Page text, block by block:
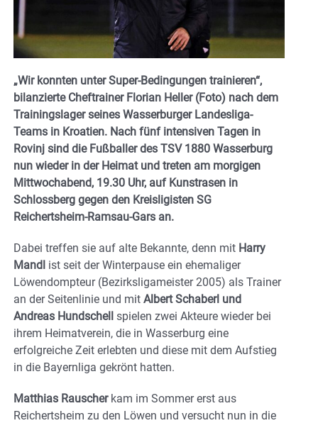
„Wir konnten unter Super-Bedingungen trainieren“,
bilanzierte Cheftrainer Florian Heller (Foto) nach dem
Trainingslager seines Wasserburger Landesliga-
Teams in Kroatien. Nach fünf intensiven Tagen in
Rovinj sind die Fußballer des TSV 1880 Wasserburg
nun wieder in der Heimat und treten am morgigen
Mittwochabend, 19.30 Uhr, auf Kunstrasen in
Schlossberg gegen den Kreisligisten SG
Reichertsheim-Ramsau-Gars an.
Dabei treffen sie auf alte Bekannte, denn mit Harry
Mandl ist seit der Winterpause ein ehemaliger
Löwendompteur (Bezirksligameister 2005) als Trainer
an der Seitenlinie und mit Albert Schaberl und
Andreas Hundschell spielen zwei Akteure wieder bei
ihrem Heimatverein, die in Wasserburg eine
erfolgreiche Zeit erlebten und diese mit dem Aufstieg
in die Bayernliga gekrönt hatten.
Matthias Rauscherkam im Sommer erst aus
Reichertsheim zu den Löwen und versucht nun in die